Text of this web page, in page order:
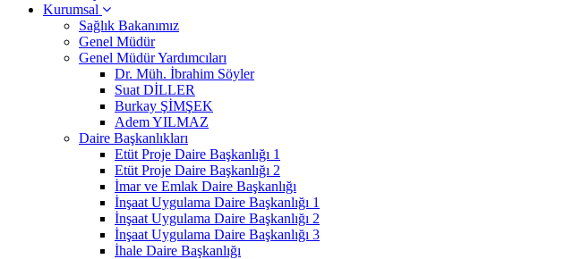
Kurumsal
Sağlık Bakanımız
Genel Müdür
Genel Müdür Yardımcıları
Dr. Müh. İbrahim Söyler
Suat DİLLER
Burkay ŞİMŞEK
Adem YILMAZ
Daire Başkanlıkları
Etüt Proje Daire Başkanlığı 1
Etüt Proje Daire Başkanlığı 2
İmar ve Emlak Daire Başkanlığı
İnşaat Uygulama Daire Başkanlığı 1
İnşaat Uygulama Daire Başkanlığı 2
İnşaat Uygulama Daire Başkanlığı 3
İhale Daire Başkanlığı